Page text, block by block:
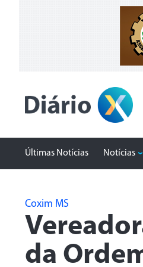
Últimas Notícias Notícias
Coxim MS
da